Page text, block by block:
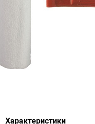
Характеристики